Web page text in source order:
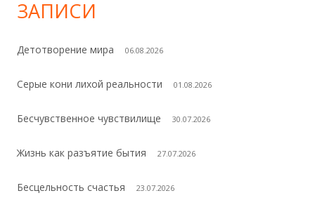
ЗАПИСИ
Детотворение мира 06.08.2026
Серые кони лихой реальности 01.08.2026
Бесчувственное чувствилище 30.07.2026
Жизнь как разъятие бытия 27.07.2026
Бесцельность счастья 23.07.2026